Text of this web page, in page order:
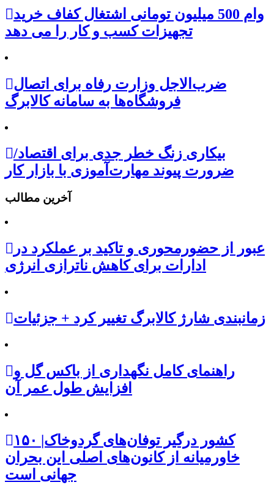
وام 500 میلیون تومانی اشتغال کفاف خرید
تجهیزات کسب و کار را می دهد
ضرب‌الاجل وزارت رفاه برای اتصال
فروشگاه‌ها به سامانه کالابرگ
بیکاری زنگ خطر جدی برای اقتصاد/
ضرورت پیوند مهارت‌آموزی با بازار کار
آخرین مطالب
عبور از حضورمحوری و تاکید بر عملکرد در
ادارات برای کاهش ناترازی انرژی
زمانبندی شارژ کالابرگ تغییر کرد + جزئیات
راهنمای کامل نگهداری از باکس گل و
افزایش طول عمر آن
۱۵۰ کشور درگیر توفان‌های گردوخاک|
خاورمیانه از کانون‌های اصلی این بحران
جهانی است